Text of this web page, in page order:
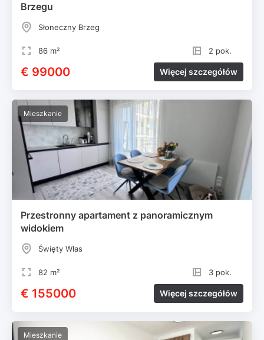
Brzegu
Słoneczny Brzeg
86 m² 2 pok.
€ 99000 Więcej szczegółów
Mieszkanie
Przestronny apartament z panoramicznym
widokiem
Święty Włas
82 m² 3 pok.
€ 155000 Więcej szczegółów
Mieszkanie